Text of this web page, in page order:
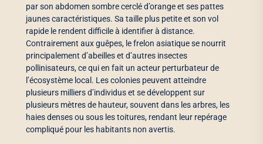
par son abdomen sombre cerclé d’orange et ses pattes
jaunes caractéristiques. Sa taille plus petite et son vol
rapide le rendent difficile à identifier à distance.
Contrairement aux guêpes, le frelon asiatique se nourrit
principalement d’abeilles et d’autres insectes
pollinisateurs, ce qui en fait un acteur perturbateur de
l’écosystème local. Les colonies peuvent atteindre
plusieurs milliers d’individus et se développent sur
plusieurs mètres de hauteur, souvent dans les arbres, les
haies denses ou sous les toitures, rendant leur repérage
compliqué pour les habitants non avertis.